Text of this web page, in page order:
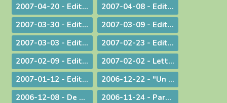
2007-04-20 - Edito : Une citoyenneté responsable
2007-04-08 - Edito : Un baptême pas comme les autres - Pâques 2007
2007-03-30 - Edito : A la veille des élections / A propos des élections présidentielles et législatives
2007-03-09 - Edito : Double "fil de vie" - Un aspect de la liturgie du Carême
2007-03-03 - Edito : Le chemin de la filialié
2007-02-23 - Edito : "Il faut que le monde sache..." Conversion et Mission
2007-02-09 - Edito : "Je suis allée essayer mon cercueil !"
2007-02-02 - Lettre aux prêtres et aux diacres
2007-01-12 - Edito : Le Gange et l'Himalaya
2006-12-22 - "Un Sauveur vous est né !"
2006-12-08 - De Ratisbonne à Ankara, un dialogue ininterrompu
2006-11-24 - Parentalité